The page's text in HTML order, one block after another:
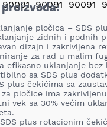
pločica – SDS
zidnih i podnih
dizajn i zakrivljena
za rad u malim
efikasno uklanjanje bez
sa SDS plus
plus čekićima sa
pločice ima
vek sa 30% većim
plus rotacionim